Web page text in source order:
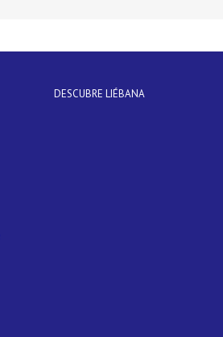
DESCUBRE LIÉBANA